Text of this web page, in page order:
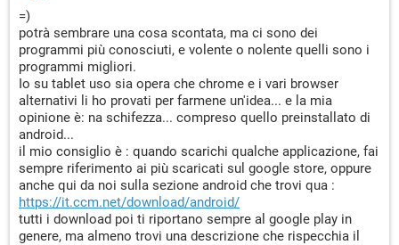
=)
potrà sembrare una cosa scontata, ma ci sono dei
programmi più conosciuti, e volente o nolente quelli sono i
programmi migliori.
Io su tablet uso sia opera che chrome e i vari browser
alternativi li ho provati per farmene un'idea... e la mia
opinione è: na schifezza... compreso quello preinstallato di
android...
il mio consiglio è : quando scarichi qualche applicazione, fai
sempre riferimento ai più scaricati sul google store, oppure
anche qui da noi sulla sezione android che trovi qua :
https://it.ccm.net/download/android/
tutti i download poi ti riportano sempre al google play in
genere, ma almeno trovi una descrizione che rispecchia il